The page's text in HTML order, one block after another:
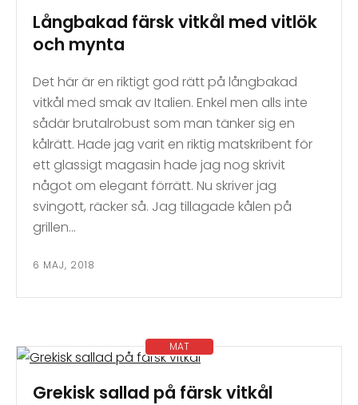
Långbakad färsk vitkål med vitlök
och mynta
Det här är en riktigt god rätt på långbakad
vitkål med smak av Italien. Enkel men alls inte
sådär brutalrobust som man tänker sig en
kålrätt. Hade jag varit en riktig matskribent för
ett glassigt magasin hade jag nog skrivit
något om elegant förrätt. Nu skriver jag
svingott, räcker så. Jag tillagade kålen på
grillen…
6 MAJ, 2018
MAT
Grekisk sallad på färsk vitkål